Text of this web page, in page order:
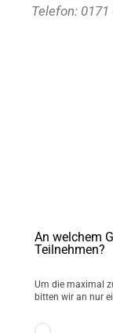
Telefon: 0171
An welchem
Teilnehmen?
Um die maximal
bitten wir an nur